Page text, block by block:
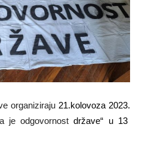
organiziraju 21.kolovoza 2023.
je odgovornostdržave“ u 13